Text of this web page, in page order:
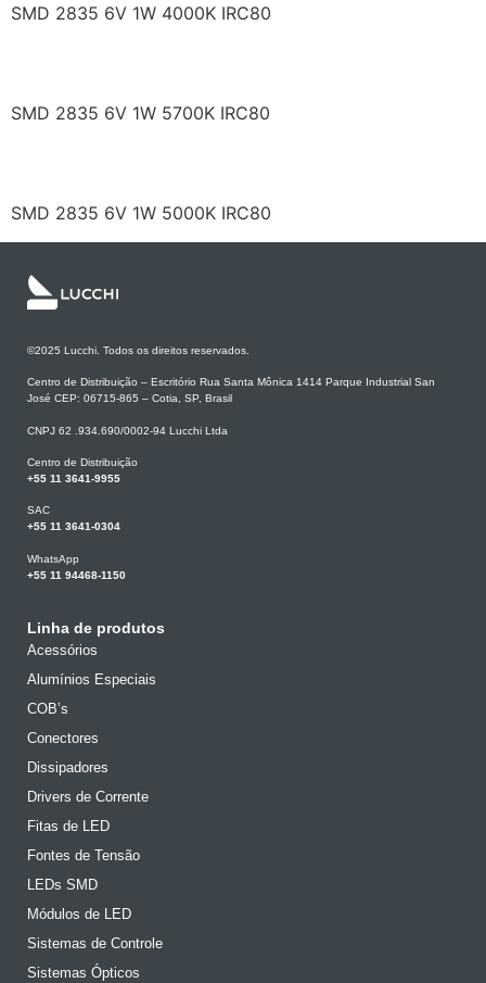
SMD 2835 6V 1W 4000K IRC80
SMD 2835 6V 1W 5700K IRC80
SMD 2835 6V 1W 5000K IRC80
©2025 Lucchi. Todos os direitos reservados.
Centro de Distribuição – Escritório Rua Santa Mônica 1414 Parque Industrial San
José CEP: 06715-865 – Cotia, SP, Brasil
CNPJ 62 .934.690/0002-94 Lucchi Ltda
Centro de Distribuição
+55 11 3641-9955
SAC
+55 11 3641-0304
WhatsApp
+55 11 94468-1150
Linha de produtos
Acessórios
Alumínios Especiais
COB’s
Conectores
Dissipadores
Drivers de Corrente
Fitas de LED
Fontes de Tensão
LEDs SMD
Módulos de LED
Sistemas de Controle
Sistemas Ópticos